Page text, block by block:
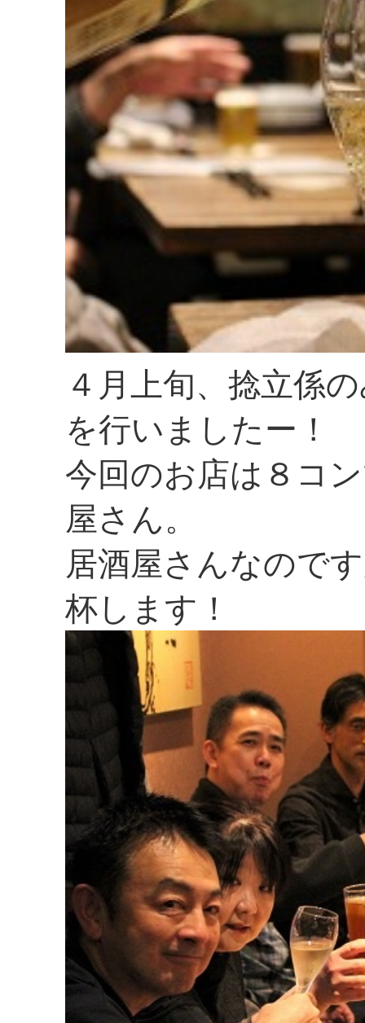
４月上旬、捻立係
を行いましたー！
今回のお店は８コ
屋さん。
居酒屋さんなので
杯します！